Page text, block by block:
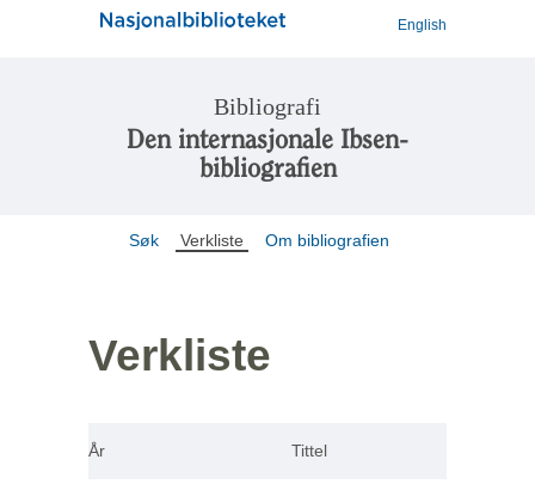
English
Bibliografi
Den internasjonale Ibsen-
bibliografien
Søk Verkliste Om bibliografien
Verkliste
År Tittel